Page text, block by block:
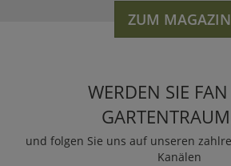
ZUM MAGAZIN
WERDEN SIE
und folgen Sie uns auf unseren
Kanälen